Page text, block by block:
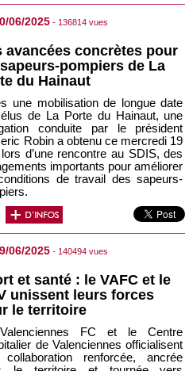
06/2025 - 136814 vues
avancées concrètes pour
pompiers de La
du Hainaut
une mobilisation de longue date
de La Porte du Hainaut, une
conduite par le président
Robin a obtenu ce mercredi 19
d’une rencontre au SDIS, des
importants pour améliorer
de travail des sapeurs-
06/2025 - 140494 vues
et santé : le VAFC et le
unissent leurs forces
le territoire
FC et le Centre
de Valenciennes officialisent
collaboration renforcée, ancrée